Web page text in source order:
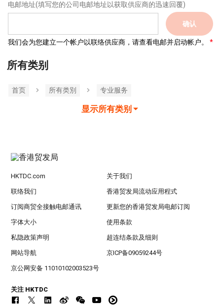
电邮地址(填写您的公司电邮地址以获取供应商的迅速回覆)
确认
我们会为您建立一个帐户以联络供应商，请查看电邮并启动帐户。
所有类别
首页 所有类別 专业服务
显示所有类别
HKTDC.com 关于我们
联络我们 香港贸发局流动应用程式
订阅商贸全接触电邮通讯 更新您的香港贸发局电邮订阅
字体大小 使用条款
私隐政策声明 超连结条款及细则
网站导航 京ICP备09059244号
京公网安备 11010102003523号
关注 HKTDC